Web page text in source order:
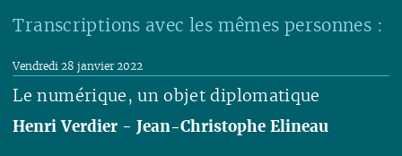
Transcriptions avec les mêmes personnes :
Le numérique, un objet diplomatique
Vendredi 28 janvier 2022
Henri Verdier -Jean-Christophe Elineau